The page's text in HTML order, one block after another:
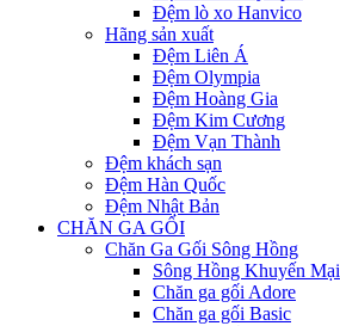
Đệm lò xo Hanvico
Hãng sản xuất
Đệm Liên Á
Đệm Olympia
Đệm Hoàng Gia
Đệm Kim Cương
Đệm Vạn Thành
Đệm khách sạn
Đệm Hàn Quốc
Đệm Nhật Bản
CHĂN GA GỐI
Chăn Ga Gối Sông Hồng
Sông Hồng Khuyến Mại
Chăn ga gối Adore
Chăn ga gối Basic